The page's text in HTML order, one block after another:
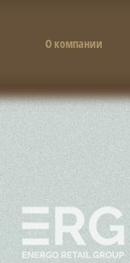
О компании